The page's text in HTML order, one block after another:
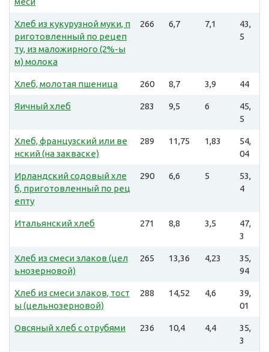
Хлеб из кукурузной муки, п
риготовленный по рецеп
ту, из маложирного (2%-ы
м) молока
266 6,7 7,1
43,
5
Хлеб, молотая пшеница 260 8,7 3,9 44
Яичный хлеб 283 9,5 6
45,
5
Хлеб, французский или ве
нский (на закваске)
289 11,75 1,83
54,
04
Ирландский содовый хле
б, приготовленный по рец
епту
290 6,6 5
53,
4
Итальянский хлеб 271 8,8 3,5
47,
3
Хлеб из смеси злаков (цел
ьнозерновой)
265 13,36 4,23
35,
94
Хлеб из смеси злаков, тост
ы (цельнозерновой)
288 14,52 4,6
39,
01
Овсяный хлеб с отрубями 236 10,4 4,4
35,
3